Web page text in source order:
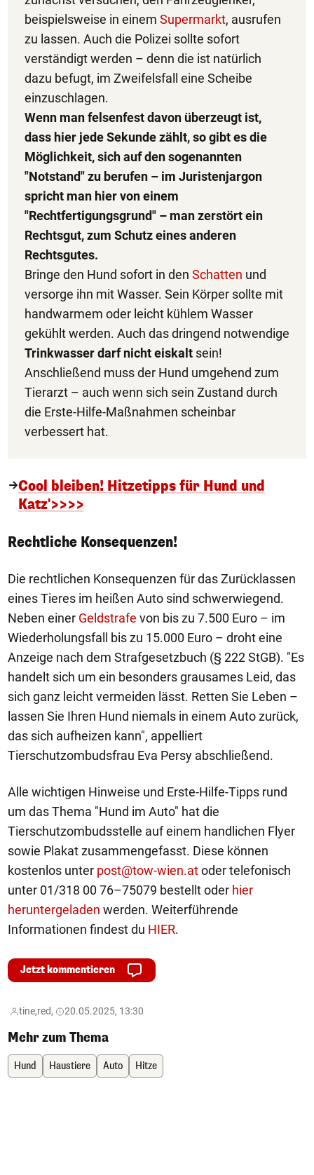
beispielsweise in einem Supermarkt, ausrufen
zu lassen. Auch die Polizei sollte sofort
verständigt werden – denn die ist natürlich
dazu befugt, im Zweifelsfall eine Scheibe
einzuschlagen.
Wenn man felsenfest davon überzeugt ist,
dass hier jede Sekunde zählt, so gibt es die
Möglichkeit, sich auf den sogenannten
"Notstand" zu berufen – im Juristenjargon
spricht man hier von einem
"Rechtfertigungsgrund" – man zerstört ein
Rechtsgut, zum Schutz eines anderen
Rechtsgutes.
Bringe den Hund sofort in den Schatten und
versorge ihn mit Wasser. Sein Körper sollte mit
handwarmem oder leicht kühlem Wasser
gekühlt werden. Auch das dringend notwendige
Trinkwasserdarf nicht eiskalt sein!
Anschließend muss der Hund umgehend zum
Tierarzt – auch wenn sich sein Zustand durch
die Erste-Hilfe-Maßnahmen scheinbar
verbessert hat.
Cool bleiben! Hitzetipps für Hund und
Katz'>>>>
Rechtliche Konsequenzen!
Die rechtlichen Konsequenzen für das Zurücklassen
eines Tieres im heißen Auto sind schwerwiegend.
Neben einer Geldstrafe von bis zu 7.500 Euro – im
Wiederholungsfall bis zu 15.000 Euro – droht eine
Anzeige nach dem Strafgesetzbuch (§ 222 StGB). "Es
handelt sich um ein besonders grausames Leid, das
sich ganz leicht vermeiden lässt. Retten Sie Leben –
lassen Sie Ihren Hund niemals in einem Auto zurück,
das sich aufheizen kann", appelliert
Tierschutzombudsfrau Eva Persy abschließend.
Alle wichtigen Hinweise und Erste-Hilfe-Tipps rund
um das Thema "Hund im Auto" hat die
Tierschutzombudsstelle auf einem handlichen Flyer
sowie Plakat zusammengefasst. Diese können
kostenlos unter post@tow-wien.atoder telefonisch
unter 01/318 00 76–75079 bestellt oder hier
heruntergeladen werden. Weiterführende
Informationen findest du HIER.
Jetzt kommentieren
tine,red, 20.05.2025, 13:30
Mehr zum Thema
Hund Haustiere Auto Hitze